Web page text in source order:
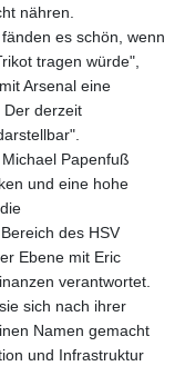
nähren.
es schön, wenn
tragen würde",
Arsenal eine
Der derzeit
Papenfuß
und eine hohe
des HSV
Ebene mit Eric
verantwortet.
sich nach ihrer
Namen gemacht
und Infrastruktur